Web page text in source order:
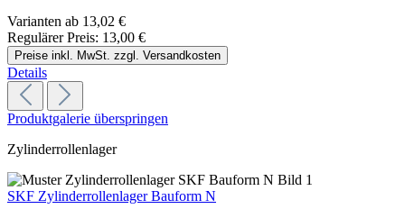
Varianten ab 13,02 €
Regulärer Preis: 13,00 €
Preise inkl. MwSt. zzgl. Versandkosten
Details
Produktgalerie überspringen
Zylinderrollenlager
SKF Zylinderrollenlager Bauform N